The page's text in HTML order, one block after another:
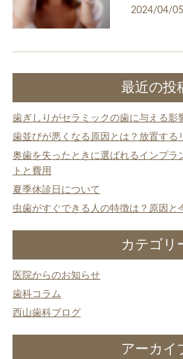
入れ歯
診療時間・アクセス
採用情報
医院からのお知らせ
歯科コラム
2024/04/05
最近の投
歯ぎしりがセラミックの歯に与える影
歯並びが悪くなる原因とは？放置する
奥歯を失ったときに選ばれるインプラ
トと費用
夏季休診日について
虫歯がすぐできる人の特徴は？原因と
カテゴリ
医院からのお知らせ
歯科コラム
西山歯科ブログ
アーカイ